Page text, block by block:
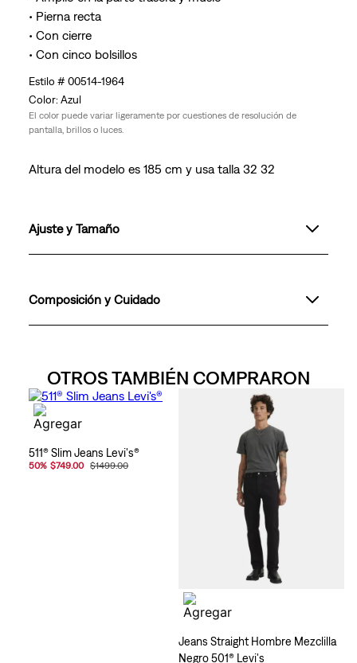
• Pierna recta
• Con cierre
• Con cinco bolsillos
00514-1964
Azul
El color puede variar ligeramente por cuestiones de resolución de
pantalla, brillos o luces.
Altura del modelo es 185 cm y usa talla 32 32
Ajuste y Tamaño
Composición y Cuidado
OTROS TAMBIÉN COMPRARON
511® Slim Jeans Levi's®
50% $749.00 $1499.00
Jeans Straight Hombre Mezclilla
Negro 501® Levi's